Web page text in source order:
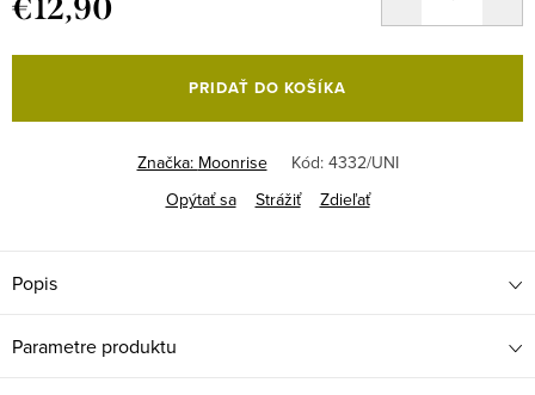
€12,90
cena:
PRIDAŤ DO KOŠÍKA
Značka: Moonrise Kód: 4332/UNI
Opýtať sa
Strážiť Zdieľať
Popis
Parametre produktu